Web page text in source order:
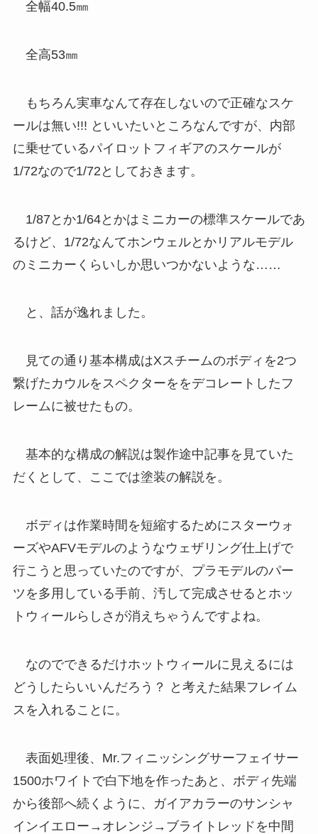
全幅40.5㎜
全高53㎜
もちろん実車なんて存在しないので正確なスケ
ールは無い!!! といいたいところなんですが、内部
に乗せているパイロットフィギアのスケールが
1/72なので1/72としておきます。
1/87とか1/64とかはミニカーの標準スケールであ
るけど、1/72なんてホンウェルとかリアルモデル
のミニカーくらいしか思いつかないような……
と、話が逸れました。
見ての通り基本構成はXスチームのボディを2つ
繋げたカウルをスペクターををデコレートしたフ
レームに被せたもの。
基本的な構成の解説は製作途中記事を見ていた
だくとして、ここでは塗装の解説を。
ボディは作業時間を短縮するためにスターウォ
ーズやAFVモデルのようなウェザリング仕上げで
行こうと思っていたのですが、プラモデルのパー
ツを多用している手前、汚して完成させるとホッ
トウィールらしさが消えちゃうんですよね。
なのでできるだけホットウィールに見えるには
どうしたらいいんだろう？ と考えた結果フレイム
スを入れることに。
表面処理後、Mr.フィニッシングサーフェイサー
1500ホワイトで白下地を作ったあと、ボディ先端
から後部へ続くように、ガイアカラーのサンシャ
インイエロー→オレンジ→ブライトレッドを中間